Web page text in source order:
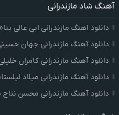
آهنگ شاد مازندرانی
دانلود اهنگ مازندرانی ابی عالی
دانلود آهنگ مازندرانی جهان
دانلود آهنگ مازندرانی کامران
دانلود آهنگ مازندرانی میلاد
دانلود آهنگ مازندرانی محسن نتاج